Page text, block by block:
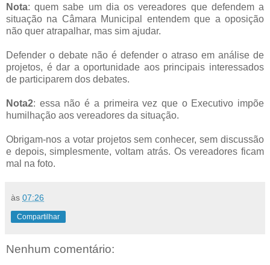
Nota: quem sabe um dia os vereadores que defendem a
situação na Câmara Municipal entendem que a oposição
não quer atrapalhar, mas sim ajudar.
Defender o debate não é defender o atraso em análise de
projetos, é dar a oportunidade aos principais interessados
de participarem dos debates.
Nota2: essa não é a primeira vez que o Executivo impõe
humilhação aos vereadores da situação.
Obrigam-nos a votar projetos sem conhecer, sem discussão
e depois, simplesmente, voltam atrás. Os vereadores ficam
mal na foto.
às 07:26
Compartilhar
Nenhum comentário: